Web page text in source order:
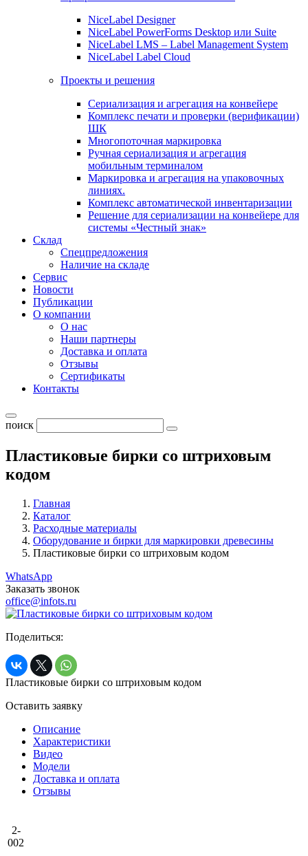
NiceLabel Designer
NiceLabel PowerForms Desktop или Suite
NiceLabel LMS – Label Management System
NiceLabel Label Cloud
Проекты и решения
Сериализация и агрегация на конвейере
Комплекс печати и проверки (верификации)
ШК
Многопоточная маркировка
Ручная сериализация и агрегация
мобильным терминалом
Маркировка и агрегация на упаковочных
линиях.
Комплекс автоматической инвентаризации
Решение для сериализации на конвейере для
системы «Честный знак»
Склад
Спецпредложения
Наличие на складе
Сервис
Новости
Публикации
О компании
О нас
Наши партнеры
Доставка и оплата
Отзывы
Сертификаты
Контакты
поиск
Пластиковые бирки со штриховым
кодом
Главная
Каталог
Расходные материалы
Оборудование и бирки для маркировки древесины
Пластиковые бирки со штриховым кодом
WhatsApp
Заказать звонок
office@infots.ru
Поделиться:
Пластиковые бирки со штриховым кодом
Оставить заявку
Описание
Характеристики
Видео
Модели
Доставка и оплата
Отзывы
2-
002